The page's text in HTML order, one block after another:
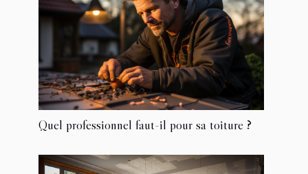
Quel professionnel faut-il pour sa toiture ?